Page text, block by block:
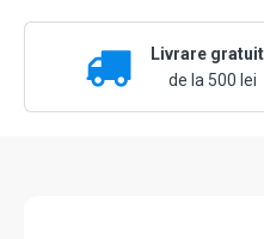
Livrare
de la 500 lei